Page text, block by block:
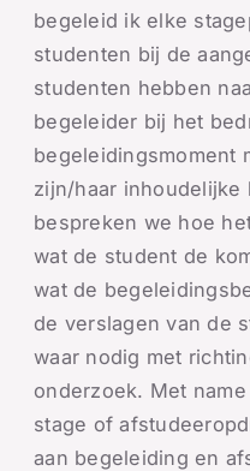
begeleid ik elke
studenten bij de
studenten hebben
begeleider bij het
begeleidingsmoment
zijn/haar inhoudelijke
bespreken we hoe
wat de student de
wat de
de verslagen van de
waar nodig met
onderzoek. Met
stage of
aan begeleiding en